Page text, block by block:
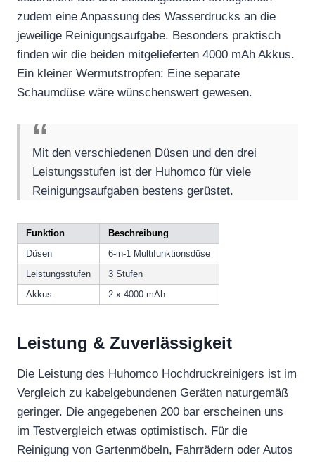
zudem eine Anpassung des Wasserdrucks an die
jeweilige Reinigungsaufgabe. Besonders praktisch
finden wir die beiden mitgelieferten 4000 mAh Akkus.
Ein kleiner Wermutstropfen: Eine separate
Schaumdüse wäre wünschenswert gewesen.
Mit den verschiedenen Düsen und den drei
Leistungsstufen ist der Huhomco für viele
Reinigungsaufgaben bestens gerüstet.
Funktion
Beschreibung
Düsen
6-in-1 Multifunktionsdüse
Leistungsstufen
3 Stufen
Akkus
2 x 4000 mAh
Leistung & Zuverlässigkeit
Die Leistung des Huhomco Hochdruckreinigers ist im
Vergleich zu kabelgebundenen Geräten naturgemäß
geringer. Die angegebenen 200 bar erscheinen uns
im Testvergleich etwas optimistisch. Für die
Reinigung von Gartenmöbeln, Fahrrädern oder Autos